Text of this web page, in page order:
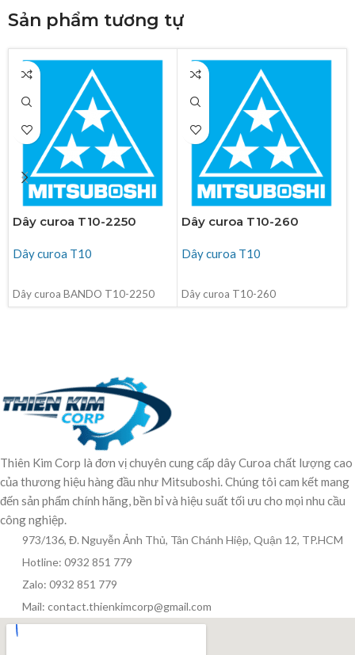
Sản phẩm tương tự
Dây curoa T10-2250
Dây curoa T10
Dây curoa BANDO T10-2250
Dây curoa T10-260
Dây curoa T10
Dây curoa T10-260
Thiên Kim Corp là đơn vị chuyên cung cấp dây Curoa chất lượng cao
của thương hiệu hàng đầu như Mitsuboshi. Chúng tôi cam kết mang
đến sản phẩm chính hãng, bền bỉ và hiệu suất tối ưu cho mọi nhu cầu
công nghiệp.
973/136, Đ. Nguyễn Ảnh Thủ, Tân Chánh Hiệp, Quận 12, TP.HCM
Hotline: 0932 851 779
Zalo: 0932 851 779
Mail: contact.thienkimcorp@gmail.com